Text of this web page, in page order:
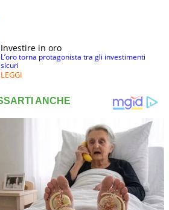
Investire in oro
L’oro torna protagonista tra gli investimenti
sicuri
LEGGI